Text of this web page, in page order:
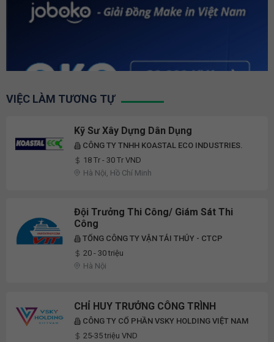
VIỆC LÀM TƯƠNG TỰ
Kỹ Sư Xây Dựng Dân Dụng
CÔNG TY TNHH KOASTAL ECO INDUSTRIES.
18 Tr - 30 Tr VND
Hà Nội, Hồ Chí Minh
Đội Trưởng Thi Công/ Giám Sát Thi
Công
TỔNG CÔNG TY VẬN TẢI THỦY - CTCP
20 - 30 triệu
Hà Nội
CHỈ HUY TRƯỞNG CÔNG TRÌNH
CÔNG TY CỔ PHẦN VSKY HOLDING VIỆT NAM
25-35 triệu VND